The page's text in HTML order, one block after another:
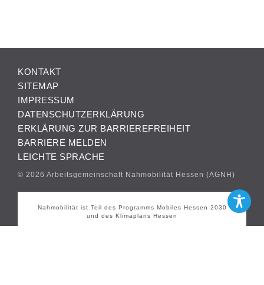
KONTAKT
SITEMAP
IMPRESSUM
DATENSCHUTZERKLÄRUNG
ERKLÄRUNG ZUR BARRIEREFREIHEIT
BARRIERE MELDEN
LEICHTE SPRACHE
© 2026 Arbeitsgemeinschaft Nahmobilität Hessen (AGNH)
Nahmobilität ist Teil des Programms Mobiles Hessen 2030
und des Klimaplans Hessen